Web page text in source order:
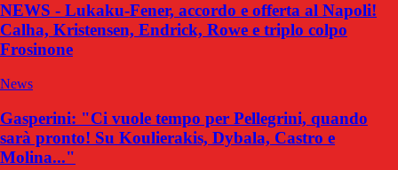
NEWS - Lukaku-Fener, accordo e offerta al Napoli!
Calha, Kristensen, Endrick, Rowe e triplo colpo
Frosinone
News
Gasperini: "Ci vuole tempo per Pellegrini, quando
sarà pronto! Su Koulierakis, Dybala, Castro e
Molina..."